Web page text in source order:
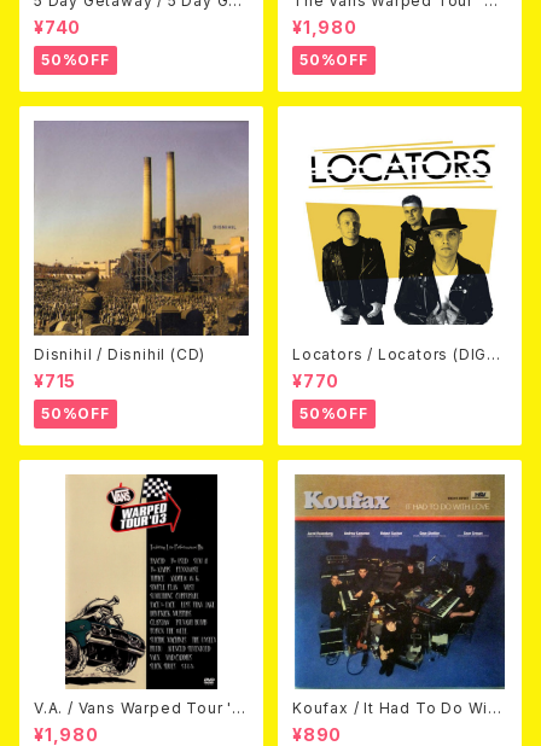
away (CDEP)
¥740
50%OFF
Beyond Warped (国内盤DV
D)
¥1,980
50%OFF
Disnihil / Disnihil (CD)
¥715
50%OFF
Locators / Locators (DIGPA
CK CD)
¥770
50%OFF
V.A. / Vans Warped Tour '0
3 (DVD)
¥1,980
Koufax / It Had To Do With
Love (CD)
¥890